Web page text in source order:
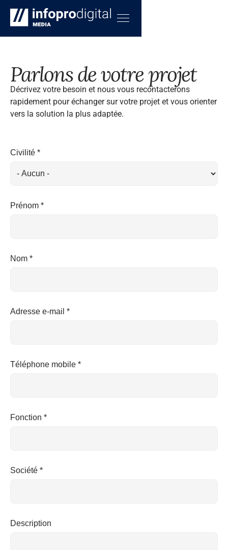
Parlons de votre projet
Décrivez votre besoin et nous vous recontacterons
rapidement pour échanger sur votre projet et vous orienter
vers la solution la plus adaptée.
Civilité *
Prénom *
Nom *
Adresse e-mail *
Téléphone mobile *
Fonction *
Société *
Description